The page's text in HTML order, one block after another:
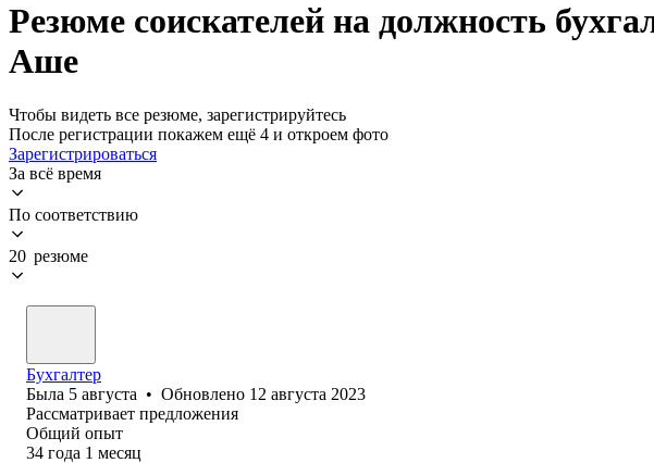
Резюме соискателей на должность
Аше
Чтобы видеть все резюме, зарегистрируйтесь
После регистрации покажем ещё 4 и откроем фото
Зарегистрироваться
За всё время
По соответствию
20 резюме
Бухгалтер
Была 5 августа • Обновлено 12 августа 2023
Рассматривает предложения
Общий опыт
34 года 1 месяц